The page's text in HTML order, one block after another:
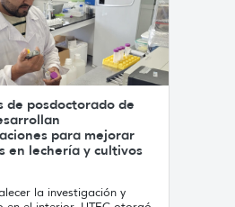
de posdoctorado de
para mejorar
en lechería y cultivos
la investigación y